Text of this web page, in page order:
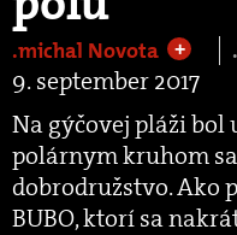
.michal Novota +
9. september 2017
Na gýčovej pláži bol
polárnym kruhom
dobrodružstvo. Ako
BUBO, ktorí sa